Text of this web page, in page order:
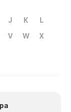
J K
L
V W
X